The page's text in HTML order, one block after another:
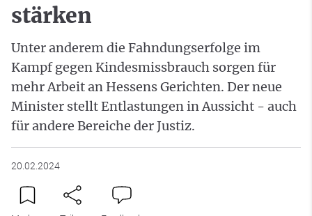
stärken
Unter anderem die Fahndungserfolge im
Kampf gegen Kindesmissbrauch sorgen für
mehr Arbeit an Hessens Gerichten. Der neue
Minister stellt Entlastungen in Aussicht - auch
für andere Bereiche der Justiz.
20.02.2024